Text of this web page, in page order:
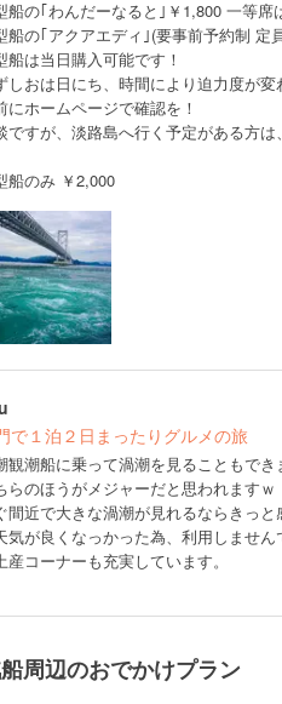
船の｢わんだーなると｣￥1,800 一等席
船の｢アクアエディ｣(要事前予約制 定
船は当日購入可能です！
しおは日にち、時間により迫力度が変
にホームページで確認を！
ですが、淡路島へ行く予定がある方
船のみ ￥2,000
で１泊２日まったりグルメの旅
観潮船に乗って渦潮を見ることもでき
らのほうがメジャーだと思われますｗ
間近で大きな渦潮が見れるならきっと
気が良くなっかった為、利用しません
産コーナーも充実しています。
周辺のおでかけプラン